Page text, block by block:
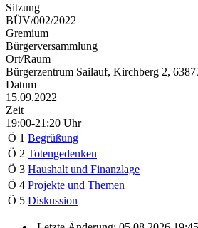
Sitzung
BÜV/002/2022
Gremium
Bürgerversammlung
Ort/Raum
Bürgerzentrum Sailauf, Kirchberg 2,
Datum
15.09.2022
Zeit
19:00-21:20 Uhr
Ö 1 Begrüßung
Ö 2 Totengedenken
Ö 3 Haushalt und Finanzlage
Ö 4 Projekte und Themen
Ö 5 Diskussion